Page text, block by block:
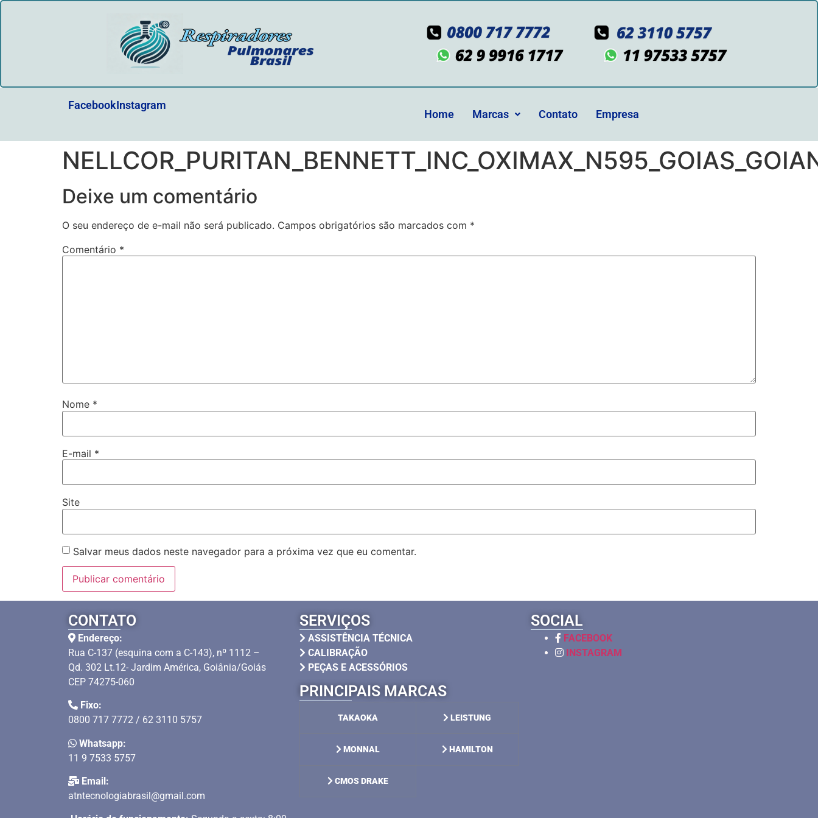
FacebookInstagram
Home Marcas Contato Empresa
Deixe um comentário
O seu endereço de e-mail não será publicado. Campos obrigatórios são marcados com *
Comentário *
Nome *
E-mail *
Site
Salvar meus dados neste navegador para a próxima vez que eu comentar.
CONTATO
Endereço:
Rua C-137 (esquina com a C-143), nº 1112 –
Qd. 302 Lt.12- Jardim América, Goiânia/Goiás
CEP 74275-060
Fixo:
0800 717 7772 / 62 3110 5757
Whatsapp:
11 9 7533 5757
Email:
atntecnologiabrasil@gmail.com
SERVIÇOS
ASSISTÊNCIA TÉCNICA
CALIBRAÇÃO
PEÇAS E ACESSÓRIOS
PRINCIPAIS MARCAS
TAKAOKA LEISTUNG
MONNAL HAMILTON
CMOS DRAKE
SOCIAL
FACEBOOK
INSTAGRAM